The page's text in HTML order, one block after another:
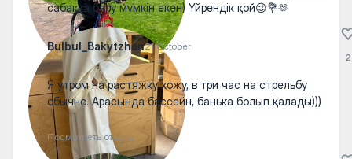
сабаққа бару мүмкін екен) Үйрендік қой😉💐🫶
Bulbul_Bakytzhan21 October
Я утром на растяжку хожу, в три час на стрельбу
обычно. Арасында бассейн, банька болып қалады)))
Посмотреть ответы
2